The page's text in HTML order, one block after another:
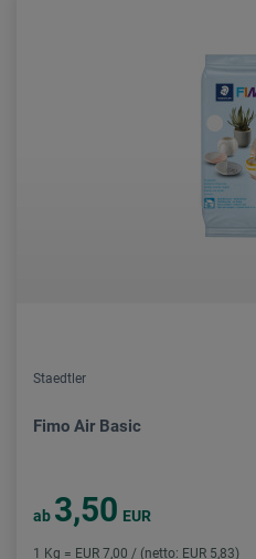
Staedtler
Fimo Air Basic
ab 3,50 EUR
1 Kg = EUR 7,00 / (netto: EUR 5,83)